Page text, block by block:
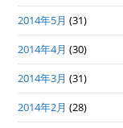
2014年5月 (31)
2014年4月 (30)
2014年3月 (31)
2014年2月 (28)